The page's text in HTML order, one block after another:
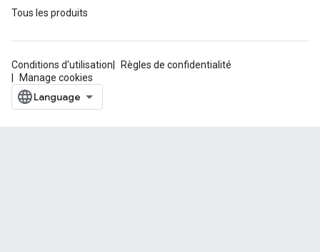
Tous les produits
Conditions d'utilisation
Règles de confidentialité
Manage cookies